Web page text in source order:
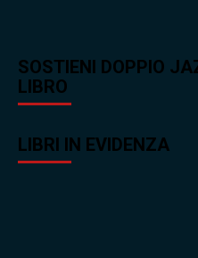
SOSTIENI DOPPIO
LIBRO
LIBRI IN EVIDENZA